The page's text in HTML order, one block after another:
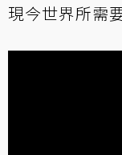
現今世界所需